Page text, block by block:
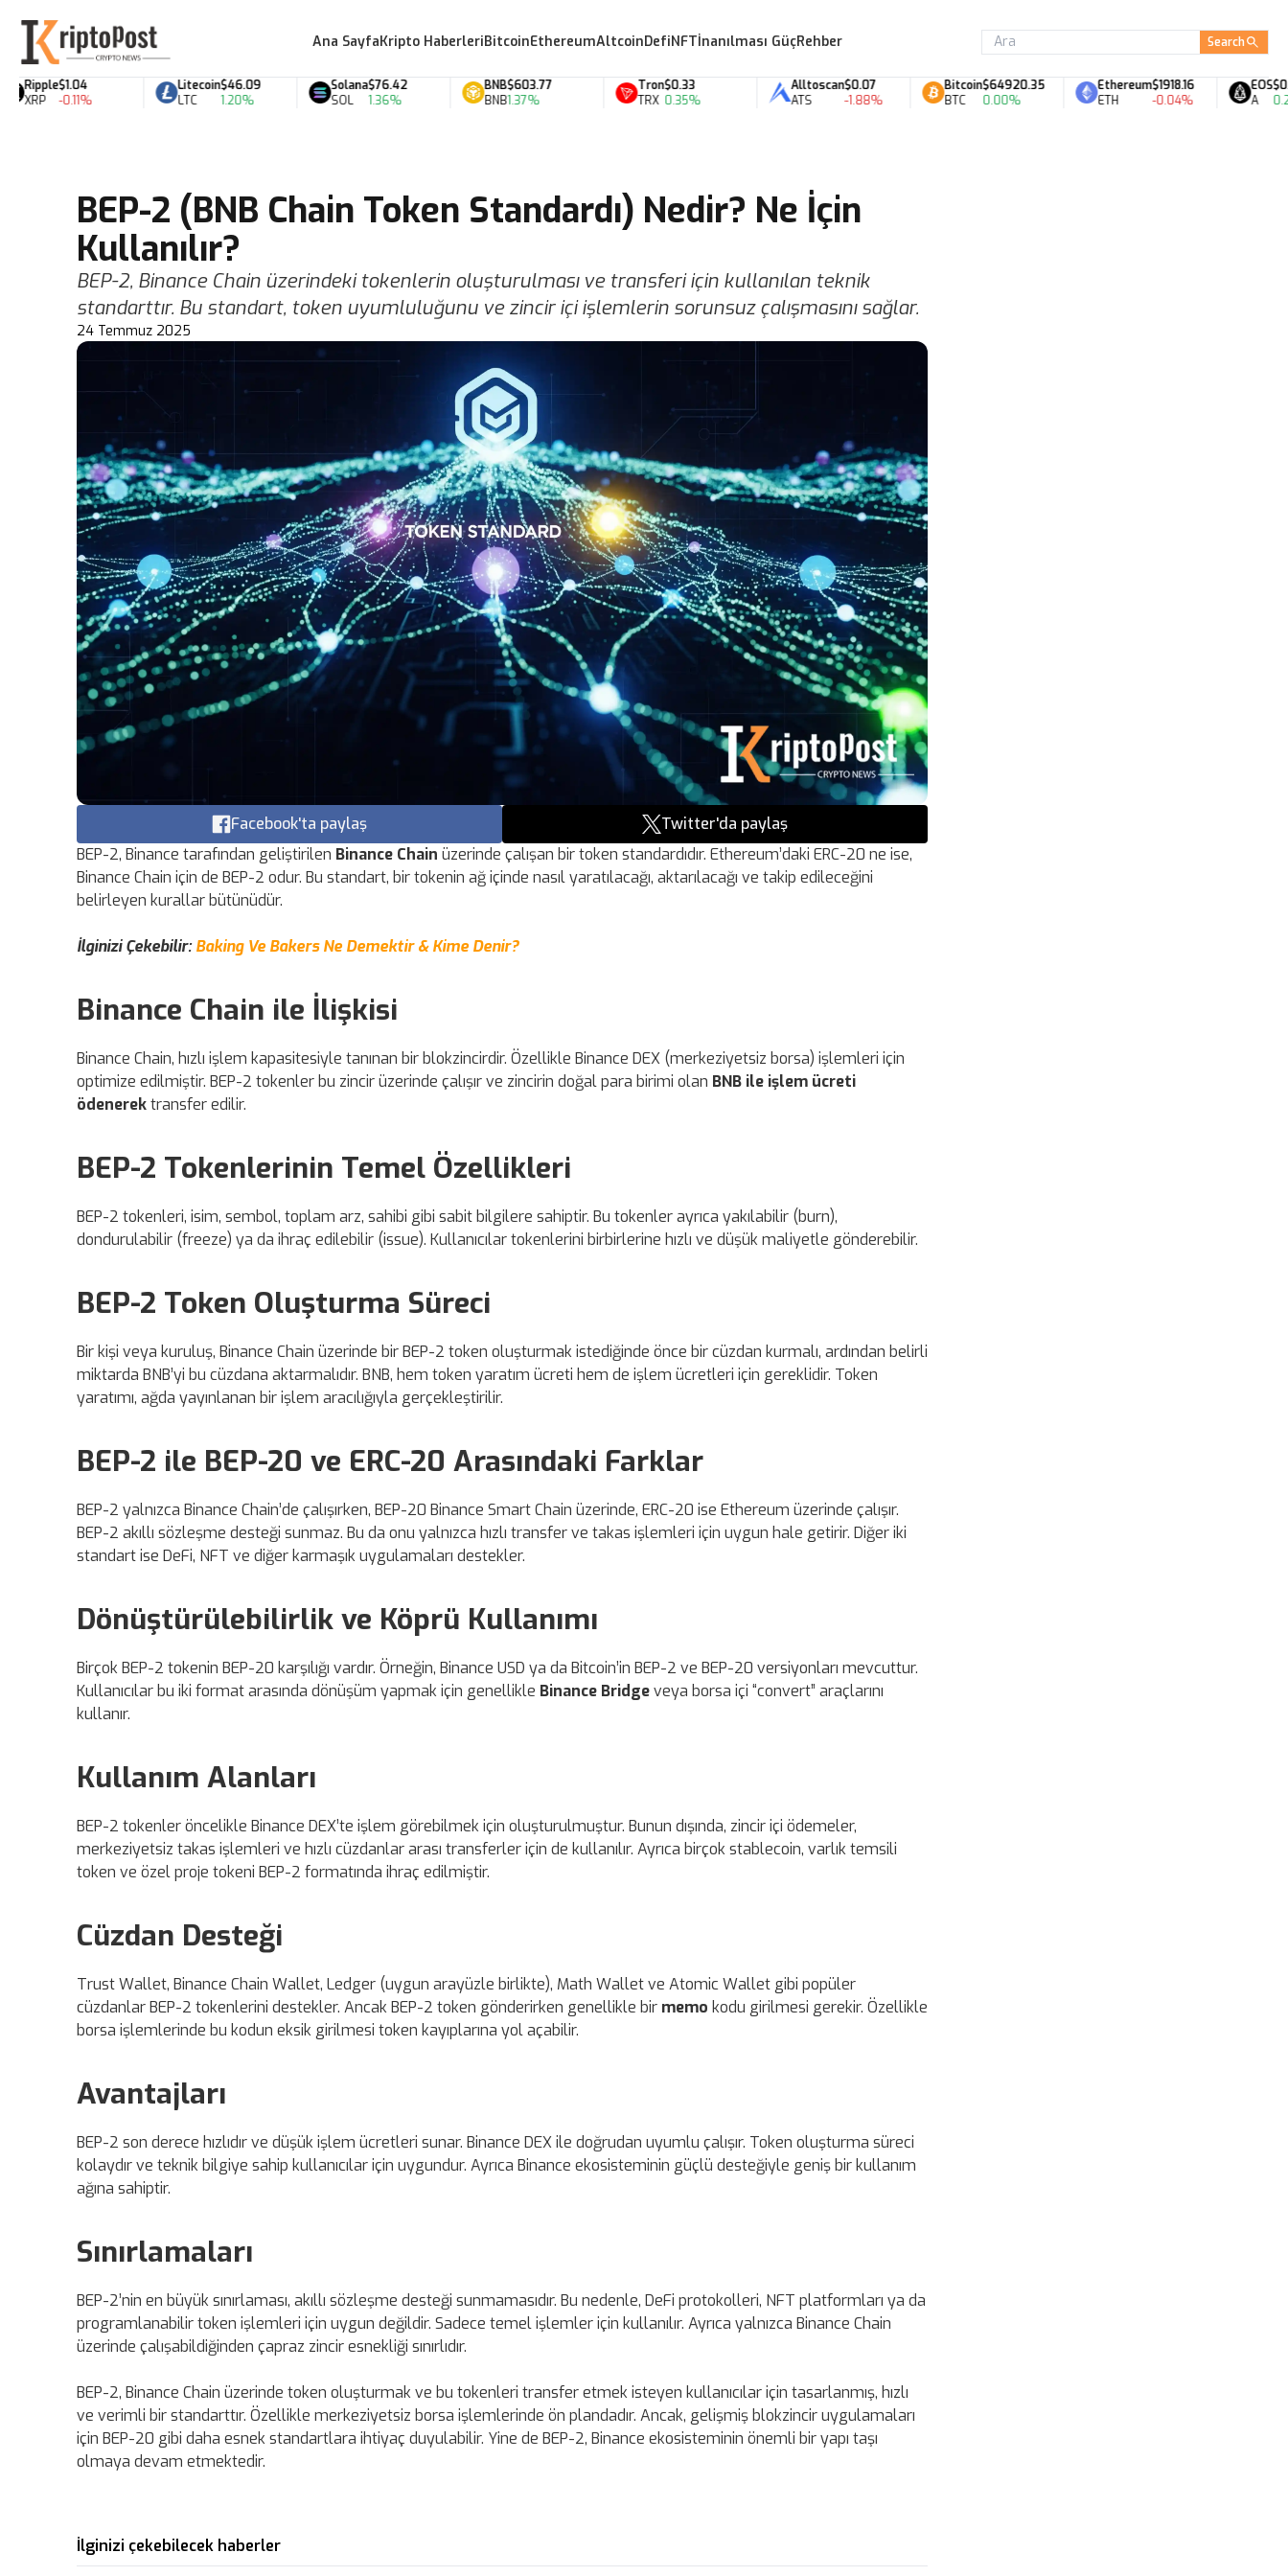
Ana SayfaKripto HaberleriBitcoinEthereumAltcoinDefiNFTİnanılması GüçRehber Search
$1.04
-0.11%
Litecoin
LTC
$46.09
1.20%
Solana
SOL
$76.42
1.36%
BNB
BNB
$603.77
1.37%
Tron
TRX
$0.33
0.35%
Alltoscan
ATS
$0.07
-1.88%
Bitcoin
BTC
$64920.35
0.00%
Ethereum
ETH
$1918.16
-0.04%
EOS$0.06
0.28%
BEP-2 (BNB Chain Token Standardı) Nedir? Ne İçin
Kullanılır?
BEP-2, Binance Chain üzerindeki tokenlerin oluşturulması ve transferi için kullanılan teknik
standarttır. Bu standart, token uyumluluğunu ve zincir içi işlemlerin sorunsuz çalışmasını sağlar.
24 Temmuz 2025
Facebook'ta paylaş
Twitter'da paylaş
BEP-2, Binance tarafından geliştirilen Binance Chain üzerinde çalışan bir token standardıdır. Ethereum’daki ERC-20 ne ise,
Binance Chain için de BEP-2 odur. Bu standart, bir tokenin ağ içinde nasıl yaratılacağı, aktarılacağı ve takip edileceğini
belirleyen kurallar bütünüdür.
İlginizi Çekebilir:Baking Ve Bakers Ne Demektir & Kime Denir?
Binance Chain ile İlişkisi
Binance Chain, hızlı işlem kapasitesiyle tanınan bir blokzincirdir. Özellikle Binance DEX (merkeziyetsiz borsa) işlemleri için
optimize edilmiştir. BEP-2 tokenler bu zincir üzerinde çalışır ve zincirin doğal para birimi olan BNB ile işlem ücreti
ödenerektransfer edilir.
BEP-2 Tokenlerinin Temel Özellikleri
BEP-2 tokenleri, isim, sembol, toplam arz, sahibi gibi sabit bilgilere sahiptir. Bu tokenler ayrıca yakılabilir (burn),
dondurulabilir (freeze) ya da ihraç edilebilir (issue). Kullanıcılar tokenlerini birbirlerine hızlı ve düşük maliyetle gönderebilir.
BEP-2 Token Oluşturma Süreci
Bir kişi veya kuruluş, Binance Chain üzerinde bir BEP-2 token oluşturmak istediğinde önce bir cüzdan kurmalı, ardından belirli
miktarda BNB’yi bu cüzdana aktarmalıdır. BNB, hem token yaratım ücreti hem de işlem ücretleri için gereklidir. Token
yaratımı, ağda yayınlanan bir işlem aracılığıyla gerçekleştirilir.
BEP-2 ile BEP-20 ve ERC-20 Arasındaki Farklar
BEP-2 yalnızca Binance Chain’de çalışırken, BEP-20 Binance Smart Chain üzerinde, ERC-20 ise Ethereum üzerinde çalışır.
BEP-2 akıllı sözleşme desteği sunmaz. Bu da onu yalnızca hızlı transfer ve takas işlemleri için uygun hale getirir. Diğer iki
standart ise DeFi, NFT ve diğer karmaşık uygulamaları destekler.
Dönüştürülebilirlik ve Köprü Kullanımı
Birçok BEP-2 tokenin BEP-20 karşılığı vardır. Örneğin, Binance USD ya da Bitcoin’in BEP-2 ve BEP-20 versiyonları mevcuttur.
Kullanıcılar bu iki format arasında dönüşüm yapmak için genellikle Binance Bridgeveya borsa içi “convert” araçlarını
kullanır.
Kullanım Alanları
BEP-2 tokenler öncelikle Binance DEX’te işlem görebilmek için oluşturulmuştur. Bunun dışında, zincir içi ödemeler,
merkeziyetsiz takas işlemleri ve hızlı cüzdanlar arası transferler için de kullanılır. Ayrıca birçok stablecoin, varlık temsili
token ve özel proje tokeni BEP-2 formatında ihraç edilmiştir.
Cüzdan Desteği
Trust Wallet, Binance Chain Wallet, Ledger (uygun arayüzle birlikte), Math Wallet ve Atomic Wallet gibi popüler
cüzdanlar BEP-2 tokenlerini destekler. Ancak BEP-2 token gönderirken genellikle bir memo kodu girilmesi gerekir. Özellikle
borsa işlemlerinde bu kodun eksik girilmesi token kayıplarına yol açabilir.
Avantajları
BEP-2 son derece hızlıdır ve düşük işlem ücretleri sunar. Binance DEX ile doğrudan uyumlu çalışır. Token oluşturma süreci
kolaydır ve teknik bilgiye sahip kullanıcılar için uygundur. Ayrıca Binance ekosisteminin güçlü desteğiyle geniş bir kullanım
ağına sahiptir.
Sınırlamaları
BEP-2’nin en büyük sınırlaması, akıllı sözleşme desteği sunmamasıdır. Bu nedenle, DeFi protokolleri, NFT platformları ya da
programlanabilir token işlemleri için uygun değildir. Sadece temel işlemler için kullanılır. Ayrıca yalnızca Binance Chain
üzerinde çalışabildiğinden çapraz zincir esnekliği sınırlıdır.
BEP-2, Binance Chain üzerinde token oluşturmak ve bu tokenleri transfer etmek isteyen kullanıcılar için tasarlanmış, hızlı
ve verimli bir standarttır. Özellikle merkeziyetsiz borsa işlemlerinde ön plandadır. Ancak, gelişmiş blokzincir uygulamaları
için BEP-20 gibi daha esnek standartlara ihtiyaç duyulabilir. Yine de BEP-2, Binance ekosisteminin önemli bir yapı taşı
olmaya devam etmektedir.
İlginizi çekebilecek haberler